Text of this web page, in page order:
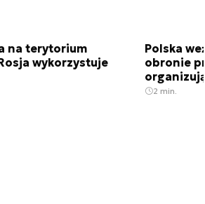
na terytorium
wykorzystuje
Polska
obronie
2 min.